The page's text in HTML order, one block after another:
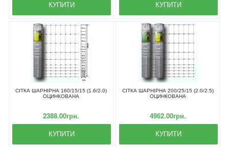
КУПИТИ КУПИТИ
СІТКА ШАРНІРНА 160/15/15 (1.6/2.0)
ОЦИНКОВАНА
2388.00грн.
КУПИТИ
СІТКА ШАРНІРНА 200/25/15 (2.0/2.5)
ОЦИНКОВАНА
4962.00грн.
КУПИТИ